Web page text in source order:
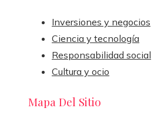
Inversiones y negocios
Ciencia y tecnología
Responsabilidad social
Cultura y ocio
Mapa Del Sitio